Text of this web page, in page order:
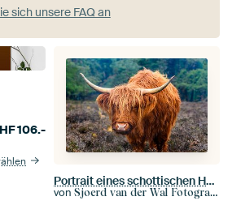
sich unsere FAQ an
106.-
Portrait eines schottischen Hochlandviehs
von Sjoerd van der Wal Fotografie